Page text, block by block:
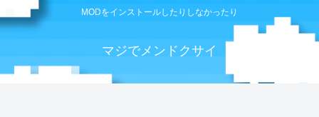
MODをインストールしたりしなかったり
マジでメンドクサイ